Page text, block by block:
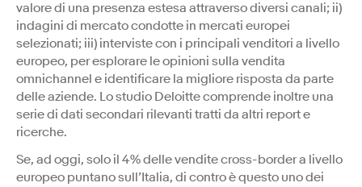
valore di una presenza estesa attraverso diversi canali; ii)
indagini di mercato condotte in mercati europei
selezionati; iii) interviste con i principali venditori a livello
europeo, per esplorare le opinioni sulla vendita
omnichannel e identificare la migliore risposta da parte
delle aziende. Lo studio Deloitte comprende inoltre una
serie di dati secondari rilevanti tratti da altri report e
ricerche.
Se, ad oggi, solo il 4% delle vendite cross-border a livello
europeo puntano sull’Italia, di contro è questo uno dei